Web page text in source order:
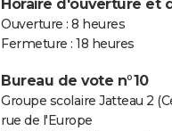
Horaire d'ouverture et
Ouverture : 8 heures
Fermeture : 18 heures
Bureau de vote n°10
Groupe scolaire Jatteau 2
rue de l'Europe